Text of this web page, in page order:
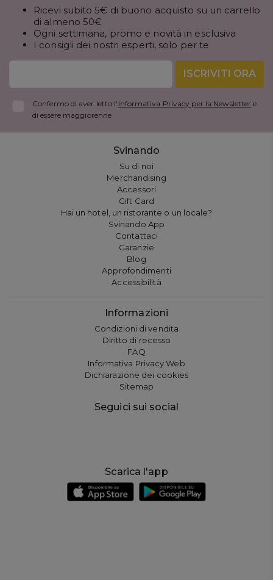
Ricevi subito 5€ di buono acquisto su un carrello
di almeno 50€
Ogni settimana, promo e novità in esclusiva
I consigli dei nostri esperti, solo per te
ISCRIVITI ORA
Confermo di aver letto l' Informativa Privacy per la Newsletter e
di essere maggiorenne
Svinando
Su di noi
Merchandising
Accessori
Gift Card
Hai un hotel, un ristorante o un locale?
Svinando App
Contattaci
Garanzie
Blog
Approfondimenti
Accessibilità
Informazioni
Condizioni di vendita
Diritto di recesso
FAQ
Informativa Privacy Web
Dichiarazione dei cookies
Sitemap
Seguici sui social
Scarica l'app